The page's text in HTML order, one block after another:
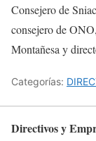
Consejero de
consejero de
Montañesa y
Categorías:
Directivos y